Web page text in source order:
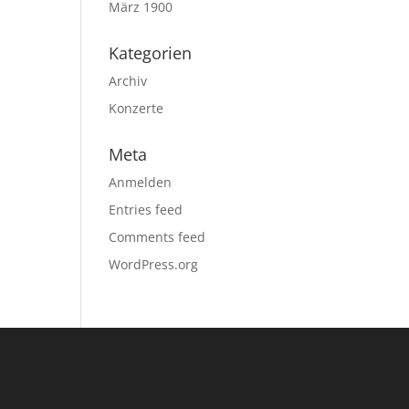
März 1900
Kategorien
Archiv
Konzerte
Meta
Anmelden
Entries feed
Comments feed
WordPress.org